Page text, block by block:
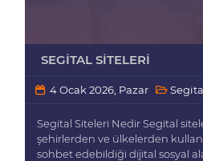
SEGITAL SITELERI
4 Ocak 2026, Pazar
Segital Siteleri Nedir Segital
şehirlerden ve ülkelerden
sohbet edebildiği dijital sosyal